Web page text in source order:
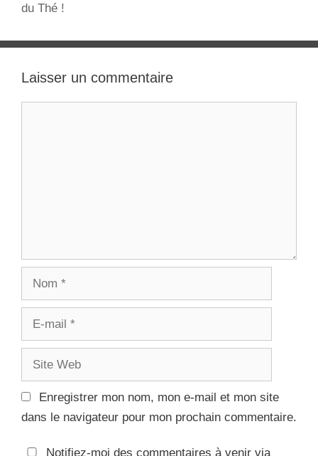
du Thé !
Laisser un commentaire
Enregistrer mon nom, mon e-mail et mon site
dans le navigateur pour mon prochain commentaire.
Notifiez-moi des commentaires à venir via